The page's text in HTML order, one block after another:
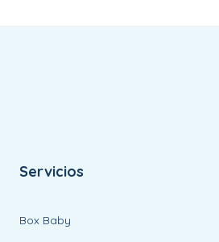
Servicios
Box Baby